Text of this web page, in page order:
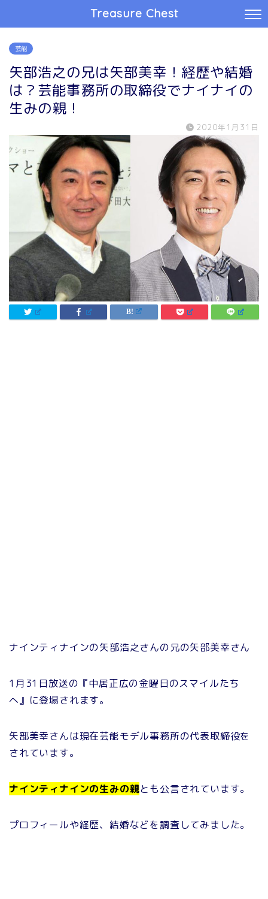
Treasure Chest
芸能
矢部浩之の兄は矢部美幸！経歴や結婚
は？芸能事務所の取締役でナイナイの
生みの親！
2020年1月31日
ナインティナインの矢部浩之さんの兄の矢部美幸さん
1月31日放送の『中居正広の金曜日のスマイルたち
へ』に登場されます。
矢部美幸さんは現在芸能モデル事務所の代表取締役を
されています。
ナインティナインの生みの親とも公言されています。
プロフィールや経歴、結婚などを調査してみました。